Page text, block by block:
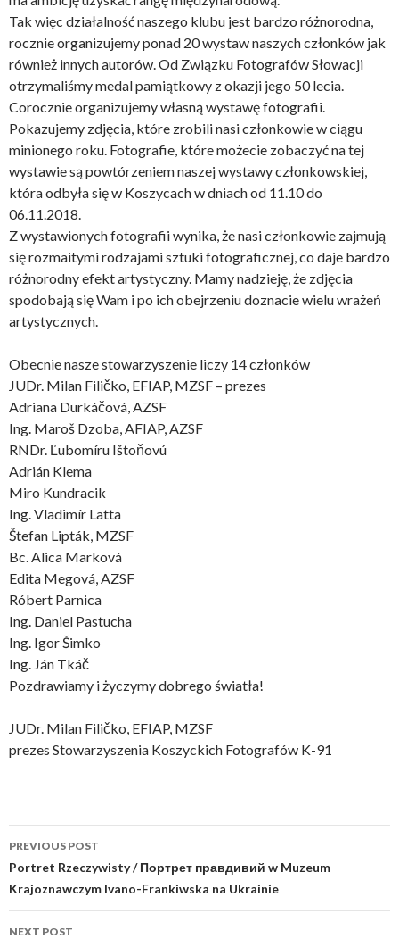
Tak więc działalność naszego klubu jest bardzo różnorodna,
rocznie organizujemy ponad 20 wystaw naszych członków jak
również innych autorów. Od Związku Fotografów Słowacji
otrzymaliśmy medal pamiątkowy z okazji jego 50 lecia.
Corocznie organizujemy własną wystawę fotografii.
Pokazujemy zdjęcia, które zrobili nasi członkowie w ciągu
minionego roku. Fotografie, które możecie zobaczyć na tej
wystawie są powtórzeniem naszej wystawy członkowskiej,
która odbyła się w Koszycach w dniach od 11.10 do
06.11.2018.
Z wystawionych fotografii wynika, że nasi członkowie zajmują
się rozmaitymi rodzajami sztuki fotograficznej, co daje bardzo
różnorodny efekt artystyczny. Mamy nadzieję, że zdjęcia
spodobają się Wam i po ich obejrzeniu doznacie wielu wrażeń
artystycznych.
Obecnie nasze stowarzyszenie liczy 14 członków
JUDr. Milan Filičko, EFIAP, MZSF – prezes
Adriana Durkáčová, AZSF
Ing. Maroš Dzoba, AFIAP, AZSF
RNDr. Ľubomíru Ištoňovú
Adrián Klema
Miro Kundracik
Ing. Vladimír Latta
Štefan Lipták, MZSF
Bc. Alica Marková
Edita Megová, AZSF
Róbert Parnica
Ing. Daniel Pastucha
Ing. Igor Šimko
Ing. Ján Tkáč
Pozdrawiamy i życzymy dobrego światła!
JUDr. Milan Filičko, EFIAP, MZSF
prezes Stowarzyszenia Koszyckich Fotografów K-91
Post
navigation
PREVIOUS POST
Portret Rzeczywisty / Портрет правдивий w Muzeum
Krajoznawczym Ivano-Frankiwska na Ukrainie
NEXT POST